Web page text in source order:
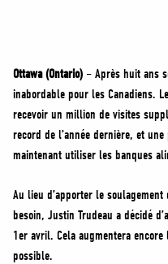
Ottawa (Ontario) – Après huit ans
inabordable pour les Canadiens.
recevoir un million de visites
record de l’année dernière, et
maintenant utiliser les banques
Au lieu d’apporter le
besoin, Justin Trudeau a décidé
1er avril. Cela augmentera
possible.